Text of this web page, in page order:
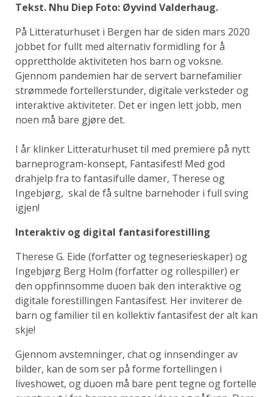
Tekst. Nhu Diep Foto: Øyvind Valderhaug.
På Litteraturhuset i Bergen har de siden mars 2020
jobbet for fullt med alternativ formidling for å
opprettholde aktiviteten hos barn og voksne.
Gjennom pandemien har de servert barnefamilier
strømmede fortellerstunder, digitale verksteder og
interaktive aktiviteter. Det er ingen lett jobb, men
noen må bare gjøre det.
I år klinker Litteraturhuset til med premiere på nytt
barneprogram-konsept, Fantasifest! Med god
drahjelp fra to fantasifulle damer, Therese og
Ingebjørg, skal de få sultne barnehoder i full sving
igjen!
Interaktiv og digital fantasiforestilling
Therese G. Eide (forfatter og tegneserieskaper) og
Ingebjørg Berg Holm (forfatter og rollespiller) er
den oppfinnsomme duoen bak den interaktive og
digitale forestillingen Fantasifest. Her inviterer de
barn og familier til en kollektiv fantasifest der alt kan
skje!
Gjennom avstemninger, chat og innsendinger av
bilder, kan de som ser på forme fortellingen i
liveshowet, og duoen må bare pent tegne og fortelle